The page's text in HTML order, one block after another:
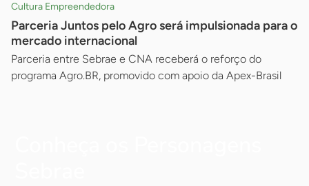
Cultura Empreendedora
Parceria Juntos pelo Agro será impulsionada para o
mercado internacional
Parceria entre Sebrae e CNA receberá o reforço do
programa Agro.BR, promovido com apoio da Apex-Brasil